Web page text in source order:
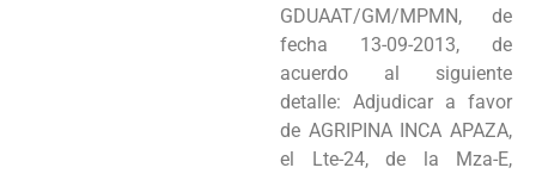
Intranet
GDUAAT/GM/MPMN, de
fecha 13-09-2013, de
acuerdo al siguiente
detalle: Adjudicar a favor
de AGRIPINA INCA APAZA,
el Lte-24, de la Mza-E,